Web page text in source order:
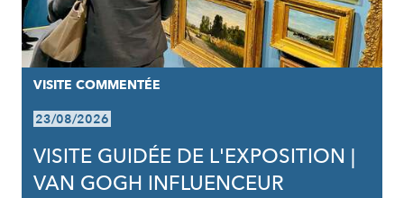
VISITE COMMENTÉE
23/08/2026
VISITE GUIDÉE DE L'EXPOSITION |
VAN GOGH INFLUENCEUR